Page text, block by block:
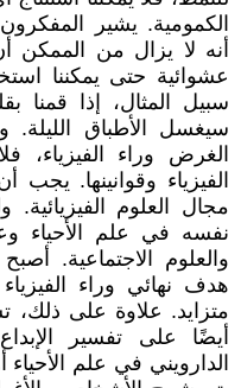
الكمومية. يشير
أنه لا يزال من الممكن
عشوائية حتى يمكننا
سبيل المثال، إذا قمنا
سيغسل الأطباق الليلة.
الغرض وراء الفيزياء،
الفيزياء وقوانينها.
مجال العلوم
نفسه في علم الأحياء
والعلوم الاجتماعية.
هدف نهائي وراء
متزايد. علاوة على ذلك،
أيضًا على تفسير
الدارويني في علم